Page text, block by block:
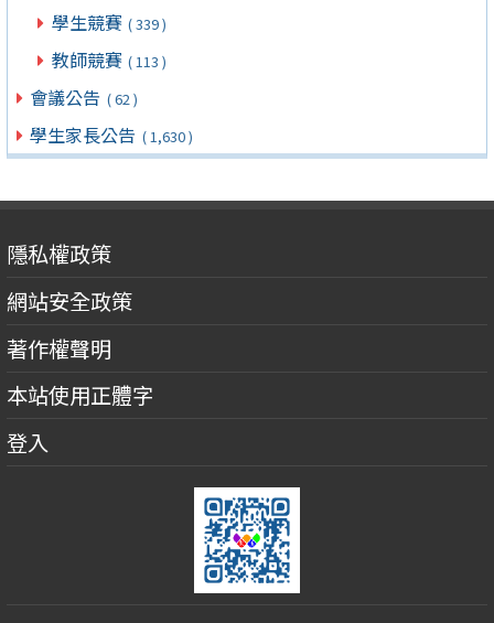
學生競賽 ( 339 )
教師競賽 ( 113 )
會議公告 ( 62 )
學生家長公告 ( 1,630 )
隱私權政策
網站安全政策
著作權聲明
本站使用正體字
登入